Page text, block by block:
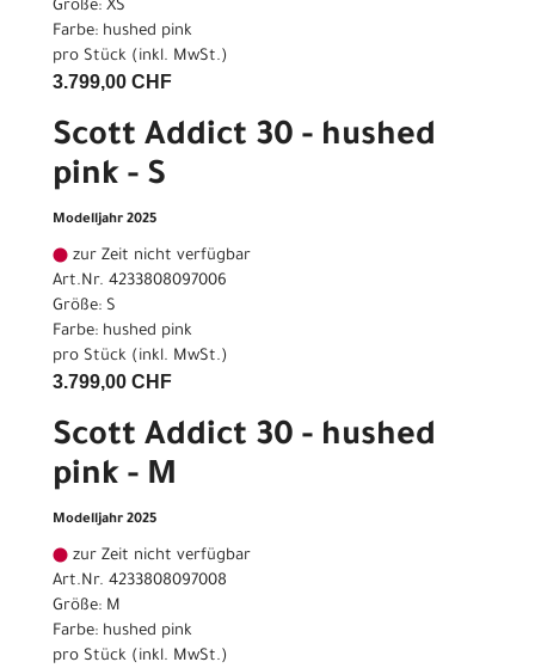
Größe: XS
Farbe: hushed pink
pro Stück (inkl. MwSt.)
3.799,00 CHF
Scott Addict 30 - hushed
pink - S
Modelljahr 2025
zur Zeit nicht verfügbar
Art.Nr. 4233808097006
Größe: S
Farbe: hushed pink
pro Stück (inkl. MwSt.)
3.799,00 CHF
Scott Addict 30 - hushed
pink - M
Modelljahr 2025
zur Zeit nicht verfügbar
Art.Nr. 4233808097008
Größe: M
Farbe: hushed pink
pro Stück (inkl. MwSt.)